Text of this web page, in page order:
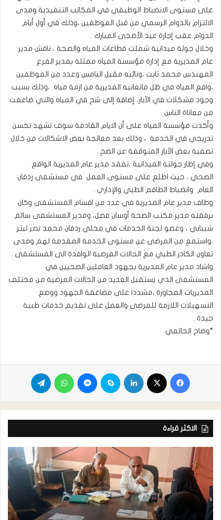
على مستوى الانضباط الوظيفي في المكاتب التنفيدية ومدى
الالتزام بالدوام الرسمي من قبل الموظفين ،وذلك في أول أيام
الدوام عقب إجازة عيد الأضحى المبارك .
وخلال جولة ميدانية شملت قطاعات المياه والصحة ، ناقش مدير
عام المديرية مع إدارة مؤسسة المياه ممثلة بمدير الفرع
المهندس محمد ثابت ،ونائبه مقبل النامس وعدد من الموظفين
،واقع المياه في ظل ماتعانيه المديرية من ازمة مياه ،وذلك بسبب
وجود مشكلات في الآبار، إضافة إلى شح في المياه والتي ضاعفت
من معاناة الناس .
وأكدت مؤسسة المياه على أن الايام القادمة سوف تشهد تحسن
تدريجي في الخدمة ، وذلك بعد معالجة بعض الاشكالات من خلال
تصفية بعض الآبار المتوقفة عن الضخ .
وفي إطار جولته الميدانية ،تفقد مدير عام المديرية الواقع
الصحي ، حيث اطلع على مستوى العمل في مستشفى ردفان
العام وانضباط الطاقم الطبي والإداري .
وطاف مدير عام المديرية في عدد من اقسام المستشفى وكان
برفقته مدير مكتب الصحة أوسان فضل، ومدير المستشفى سالم
شيباني ، وعضو لجنة الخدمات في محلي ردفان محمد نصر لبتر
،واستمع من المرضى عن مستوى الخدمة المقدمة لهم ومدى
تعاون الكادر الطبي مع الحالات المرضية الوافدة الى المستشفى .
واشاد مدير عام المديرية بجهود العاملين الصحيين في
المستشفى الذي يستقبل العديد من الحالات المرضية من مختلف
المديريات المجاورة ،مشددا على مضاعفة الجهود ووضع
التسهيلات اللازمة للمرضى والعمل على تقديم خدمات طبية
جيدة .
*وضاح الحالمي
الاكثر قراءة